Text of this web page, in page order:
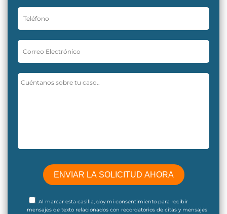
Al marcar esta casilla, doy mi consentimiento para recibir
mensajes de texto relacionados con recordatorios de citas y mensajes